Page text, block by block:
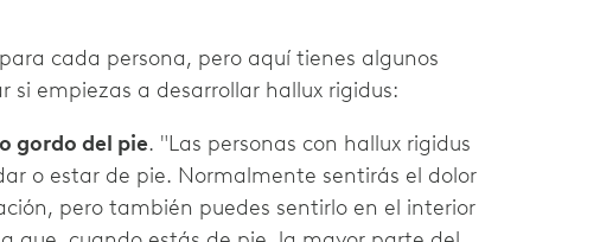
cada persona, pero aquí tienes algunos
si empiezas a desarrollar hallux rigidus:
gordo del pie. "Las personas con hallux rigidus
o estar de pie. Normalmente sentirás el dolor
pero también puedes sentirlo en el interior